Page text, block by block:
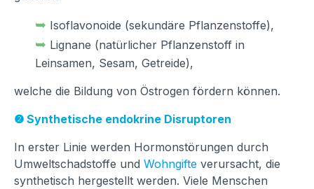
➥ Isoflavonoide (sekundäre Pflanzenstoffe),
➥ Lignane (natürlicher Pflanzenstoff in
Leinsamen, Sesam, Getreide),
welche die Bildung von Östrogen fördern können.
❷ Synthetische endokrine Disruptoren
In erster Linie werden Hormonstörungen durch
Umweltschadstoffe und Wohngifte verursacht, die
synthetisch hergestellt werden. Viele Menschen